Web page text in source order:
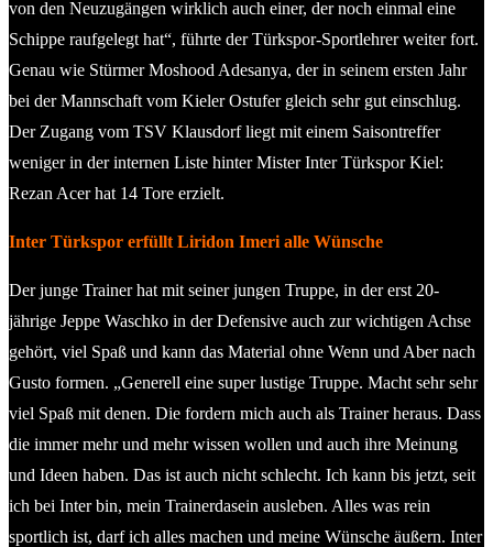
von den Neuzugängen wirklich auch einer, der noch einmal eine
Schippe raufgelegt hat“, führte der Türkspor-Sportlehrer weiter fort.
Genau wie Stürmer Moshood Adesanya, der in seinem ersten Jahr
bei der Mannschaft vom Kieler Ostufer gleich sehr gut einschlug.
Der Zugang vom TSV Klausdorf liegt mit einem Saisontreffer
weniger in der internen Liste hinter Mister Inter Türkspor Kiel:
Rezan Acer hat 14 Tore erzielt.
Inter Türkspor erfüllt Liridon Imeri alle Wünsche
Der junge Trainer hat mit seiner jungen Truppe, in der erst 20-
jährige Jeppe Waschko in der Defensive auch zur wichtigen Achse
gehört, viel Spaß und kann das Material ohne Wenn und Aber nach
Gusto formen. „Generell eine super lustige Truppe. Macht sehr sehr
viel Spaß mit denen. Die fordern mich auch als Trainer heraus. Dass
die immer mehr und mehr wissen wollen und auch ihre Meinung
und Ideen haben. Das ist auch nicht schlecht. Ich kann bis jetzt, seit
ich bei Inter bin, mein Trainerdasein ausleben. Alles was rein
sportlich ist, darf ich alles machen und meine Wünsche äußern. Inter